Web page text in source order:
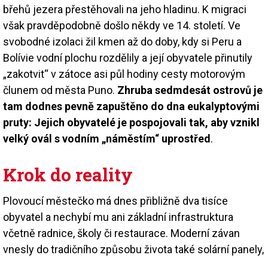
břehů jezera přestěhovali na jeho hladinu. K migraci
však pravděpodobně došlo někdy ve 14. století. Ve
svobodné izolaci žil kmen až do doby, kdy si Peru a
Bolívie vodní plochu rozdělily a její obyvatele přinutily
„zakotvit“ v zátoce asi půl hodiny cesty motorovým
člunem od města Puno. Zhruba sedmdesát ostrovů je
tam dodnes pevně zapuštěno do dna eukalyptovými
pruty: Jejich obyvatelé je pospojovali tak, aby vznikl
velký ovál s vodním „náměstím“ uprostřed.
Krok do reality
Plovoucí městečko má dnes přibližně dva tisíce
obyvatel a nechybí mu ani základní infrastruktura
včetně radnice, školy či restaurace. Moderní závan
vnesly do tradičního způsobu života také solární panely,